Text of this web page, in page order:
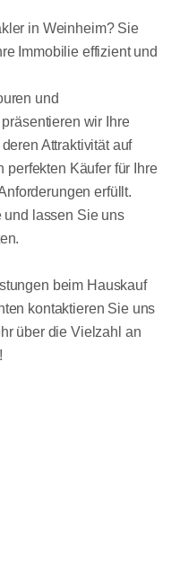
in Weinheim? Sie
Immobilie effizient und
und
wir Ihre
Attraktivität auf
perfekten Käufer für Ihre
erfüllt.
und lassen Sie uns
beim Hauskauf
kontaktieren Sie uns
über die Vielzahl an